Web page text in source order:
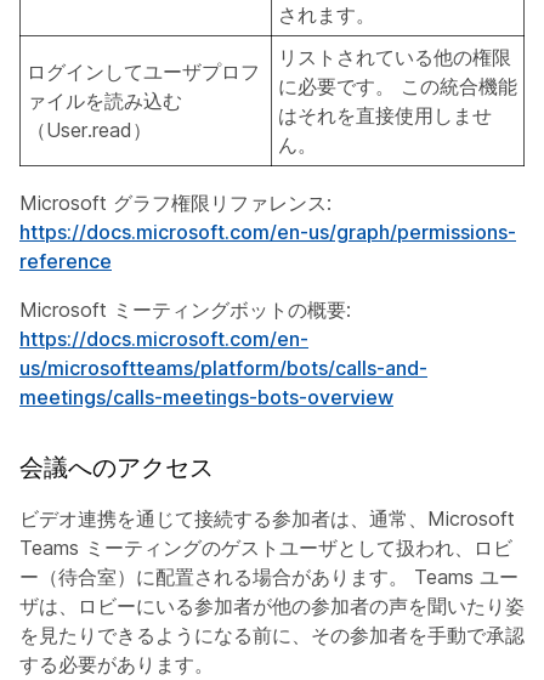
されます。
ログインしてユーザプロフ
ァイルを読み込む
（User.read）
リストされている他の権限
に必要です。 この統合機能
はそれを直接使用しませ
ん。
Microsoft グラフ権限リファレンス:
https://docs.microsoft.com/en-us/graph/permissions-
reference
Microsoft ミーティングボットの概要:
https://docs.microsoft.com/en-
us/microsoftteams/platform/bots/calls-and-
meetings/calls-meetings-bots-overview
会議へのアクセス
ビデオ連携を通じて接続する参加者は、通常、Microsoft
Teams ミーティングのゲストユーザとして扱われ、ロビ
ー（待合室）に配置される場合があります。 Teams ユー
ザは、ロビーにいる参加者が他の参加者の声を聞いたり姿
を見たりできるようになる前に、その参加者を手動で承認
する必要があります。